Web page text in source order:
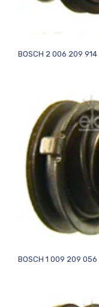
BOSCH 2 006 209 914
BOSCH 1 009 209 056